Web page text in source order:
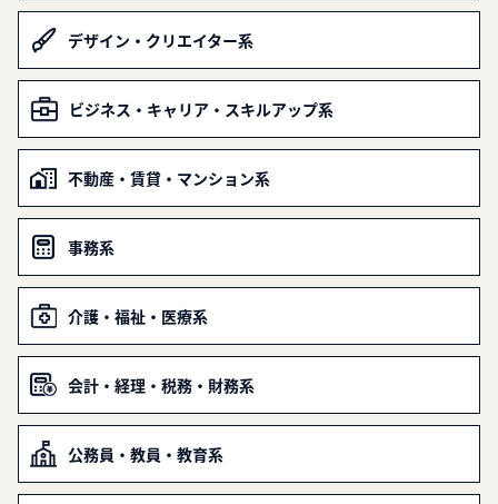
デザイン・クリエイター系
ビジネス・キャリア・スキルアップ系
不動産・賃貸・マンション系
事務系
介護・福祉・医療系
会計・経理・税務・財務系
公務員・教員・教育系